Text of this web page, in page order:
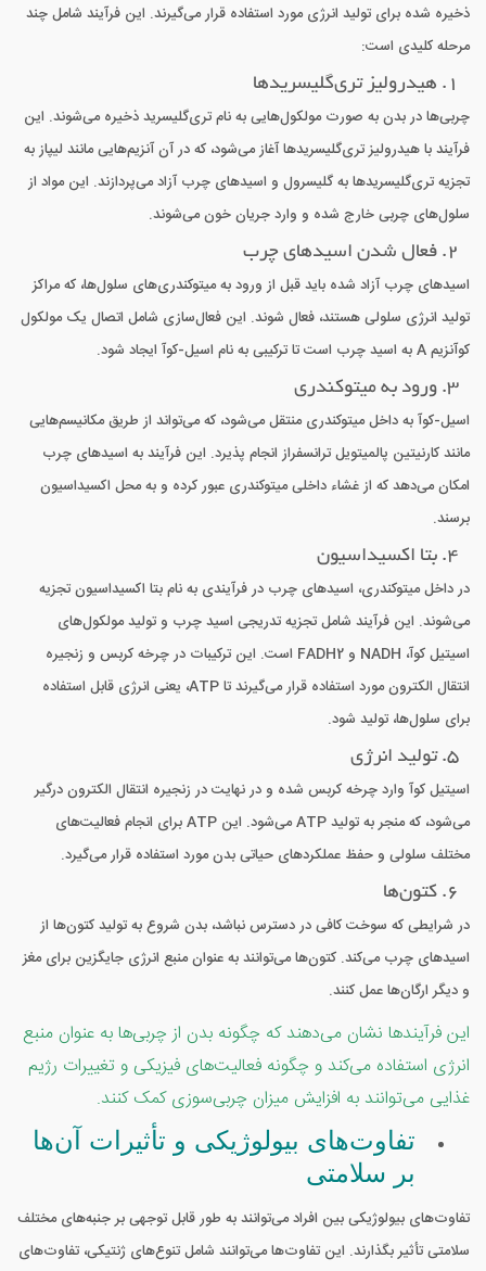
ذخیره شده برای تولید انرژی مورد استفاده قرار می‌گیرند. این فرآیند شامل چند
مرحله کلیدی است:
1. هیدرولیز تری‌گلیسریدها
چربی‌ها در بدن به صورت مولکول‌هایی به نام تری‌گلیسرید ذخیره می‌شوند. این
فرآیند با هیدرولیز تری‌گلیسریدها آغاز می‌شود، که در آن آنزیم‌هایی مانند لیپاز به
تجزیه تری‌گلیسریدها به گلیسرول و اسیدهای چرب آزاد می‌پردازند. این مواد از
سلول‌های چربی خارج شده و وارد جریان خون می‌شوند.
2. فعال شدن اسیدهای چرب
اسیدهای چرب آزاد شده باید قبل از ورود به میتوکندری‌های سلول‌ها، که مراکز
تولید انرژی سلولی هستند، فعال شوند. این فعال‌سازی شامل اتصال یک مولکول
کوآنزیم A به اسید چرب است تا ترکیبی به نام اسیل-کوآ ایجاد شود.
3. ورود به میتوکندری
اسیل-کوآ به داخل میتوکندری منتقل می‌شود، که می‌تواند از طریق مکانیسم‌هایی
مانند کارنیتین پالمیتویل ترانسفراز انجام پذیرد. این فرآیند به اسیدهای چرب
امکان می‌دهد که از غشاء داخلی میتوکندری عبور کرده و به محل اکسیداسیون
برسند.
4. بتا اکسیداسیون
در داخل میتوکندری، اسیدهای چرب در فرآیندی به نام بتا اکسیداسیون تجزیه
می‌شوند. این فرآیند شامل تجزیه تدریجی اسید چرب و تولید مولکول‌های
اسیتیل کوآ، NADH و FADH2 است. این ترکیبات در چرخه کربس و زنجیره
انتقال الکترون مورد استفاده قرار می‌گیرند تا ATP، یعنی انرژی قابل استفاده
برای سلول‌ها، تولید شود.
5. تولید انرژی
اسیتیل کوآ وارد چرخه کربس شده و در نهایت در زنجیره انتقال الکترون درگیر
می‌شود، که منجر به تولید ATP می‌شود. این ATP برای انجام فعالیت‌های
مختلف سلولی و حفظ عملکردهای حیاتی بدن مورد استفاده قرار می‌گیرد.
6. کتون‌ها
در شرایطی که سوخت کافی در دسترس نباشد، بدن شروع به تولید کتون‌ها از
اسیدهای چرب می‌کند. کتون‌ها می‌توانند به عنوان منبع انرژی جایگزین برای مغز
و دیگر ارگان‌ها عمل کنند.
این فرآیندها نشان می‌دهند که چگونه بدن از چربی‌ها به عنوان منبع
انرژی استفاده می‌کند و چگونه فعالیت‌های فیزیکی و تغییرات رژیم
غذایی می‌توانند به افزایش میزان چربی‌سوزی کمک کنند.
تفاوت‌های بیولوژیکی و تأثیرات آن‌ها
بر سلامتی
تفاوت‌های بیولوژیکی بین افراد می‌توانند به طور قابل توجهی بر جنبه‌های مختلف
سلامتی تأثیر بگذارند. این تفاوت‌ها می‌توانند شامل تنوع‌های ژنتیکی، تفاوت‌های